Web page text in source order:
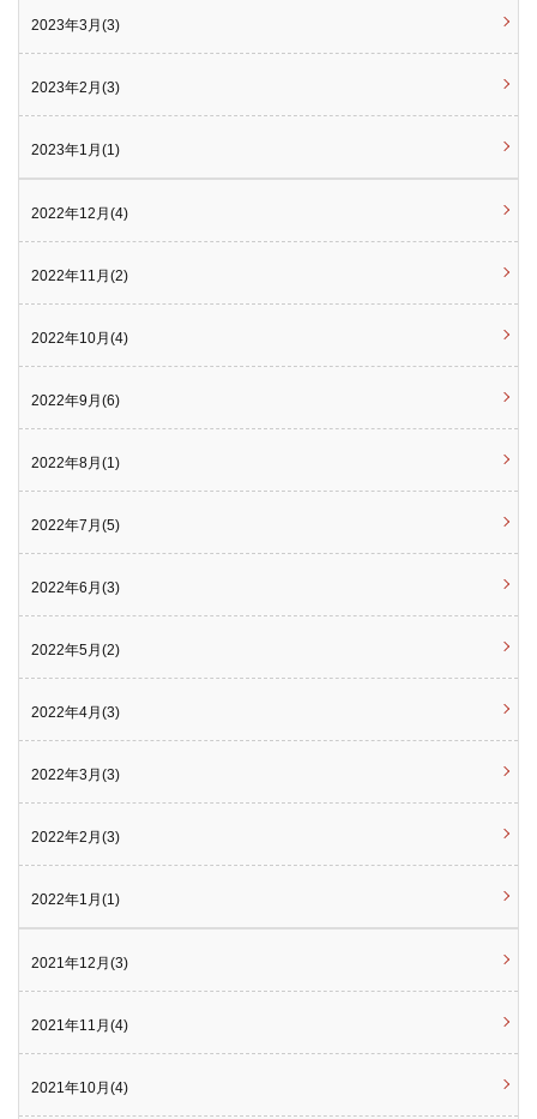
2023年3月(3)
2023年2月(3)
2023年1月(1)
2022年12月(4)
2022年11月(2)
2022年10月(4)
2022年9月(6)
2022年8月(1)
2022年7月(5)
2022年6月(3)
2022年5月(2)
2022年4月(3)
2022年3月(3)
2022年2月(3)
2022年1月(1)
2021年12月(3)
2021年11月(4)
2021年10月(4)